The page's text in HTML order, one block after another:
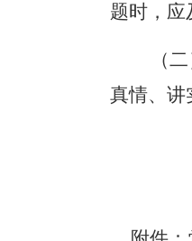
题时，应
（
真情、讲